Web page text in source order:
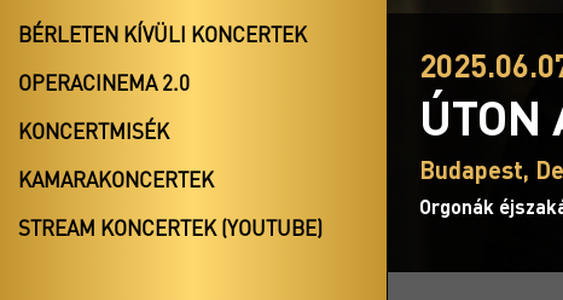
BÉRLETEN KÍVÜLI KONCERTEK
OPERACINEMA 2.0
KONCERTMISÉK
KAMARAKONCERTEK
STREAM KONCERTEK (YOUTUBE)
ÚTON
Budapest,
Orgonák